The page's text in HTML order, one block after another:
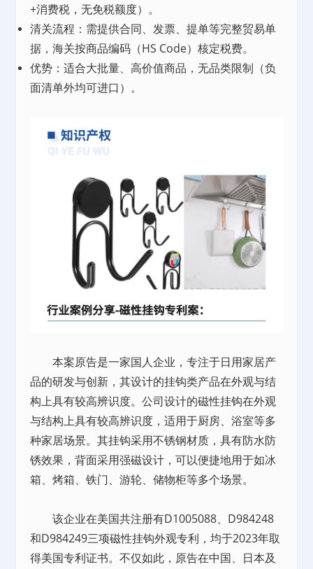
+消费税，无免税额度）。
清关流程：需提供合同、发票、提单等完整贸易单
据，海关按商品编码（HS Code）核定税费。
优势：适合大批量、高价值商品，无品类限制（负
面清单外均可进口）。
本案原告是一家国人企业，专注于日用家居产
品的研发与创新，其设计的挂钩类产品在外观与结
构上具有较高辨识度。公司设计的磁性挂钩在外观
与结构上具有较高辨识度，适用于厨房、浴室等多
种家居场景。其挂钩采用不锈钢材质，具有防水防
锈效果，背面采用强磁设计，可以便捷地用于如冰
箱、烤箱、铁门、游轮、储物柜等多个场景。
该企业在美国共注册有D1005088、D984248
和D984249三项磁性挂钩外观专利，均于2023年取
得美国专利证书。不仅如此，原告在中国、日本及